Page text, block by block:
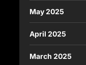
May 2025
April 2025
March 2025